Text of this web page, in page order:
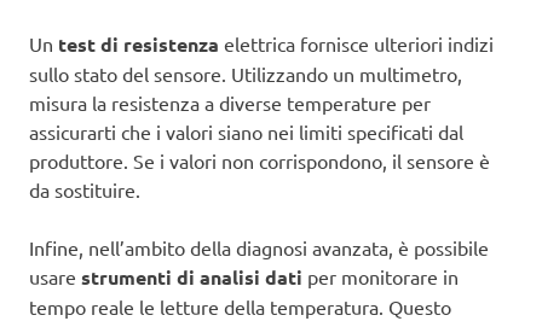
Un test di resistenza elettrica fornisce ulteriori indizi
sullo stato del sensore. Utilizzando un multimetro,
misura la resistenza a diverse temperature per
assicurarti che i valori siano nei limiti specificati dal
produttore. Se i valori non corrispondono, il sensore è
da sostituire.
Infine, nell’ambito della diagnosi avanzata, è possibile
usare strumenti di analisi dati per monitorare in
tempo reale le letture della temperatura. Questo